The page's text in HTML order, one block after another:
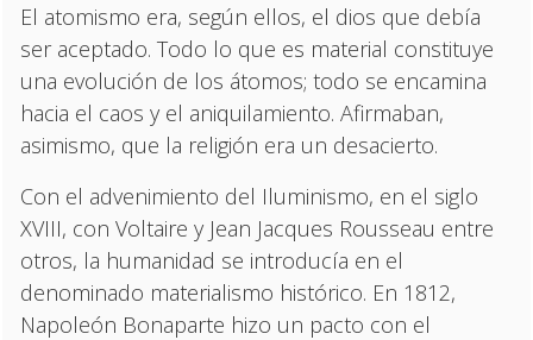
El atomismo era, según ellos, el dios que debía
ser aceptado. Todo lo que es material constituye
una evolución de los átomos; todo se encamina
hacia el caos y el aniquilamiento. Afirmaban,
asimismo, que la religión era un desacierto.
Con el advenimiento del Iluminismo, en el siglo
XVIII, con Voltaire y Jean Jacques Rousseau entre
otros, la humanidad se introducía en el
denominado materialismo histórico. En 1812,
Napoleón Bonaparte hizo un pacto con el